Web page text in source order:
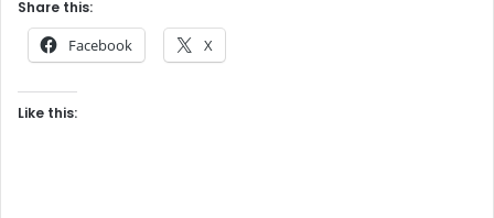
Share this:
Facebook X
Like this: